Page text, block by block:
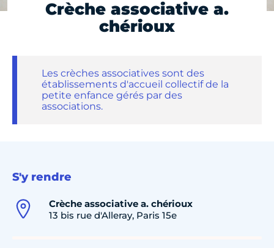
Crèche associative a.
chérioux
Les crèches associatives sont des
établissements d'accueil collectif de la
petite enfance gérés par des
associations.
S'y rendre
Crèche associative a. chérioux
13 bis rue d'Alleray, Paris 15e